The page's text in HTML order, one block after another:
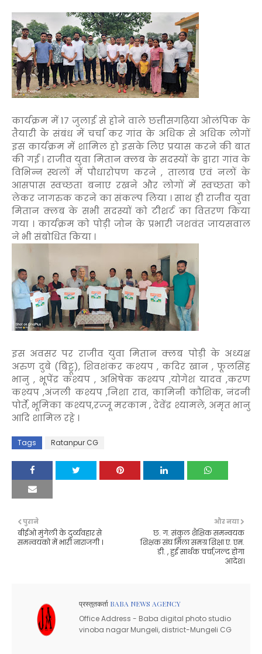
कार्यक्रम में 17 जुलाई से होने वाले छत्तीसगढ़िया ओलंपिक के
तैयारी के संबंध में चर्चा कर गांव के अधिक से अधिक लोगों
इस कार्यक्रम में शामिल हो इसके लिए प्रयास करने की बात
की गई । राजीव युवा मितान क्लब के सदस्यों के द्वारा गांव के
विभिन्न स्थलों में पौधारोपण करने , तालाब एवं नलों के
आसपास स्वच्छता बनाए रखने और लोगों में स्वच्छता को
लेकर जागरुक करने का संकल्प लिया । साथ ही राजीव युवा
मितान क्लब के सभी सदस्यों को टीशर्ट का वितरण किया
गया । कार्यक्रम को पोड़ी जोन के प्रभारी जशवंत जायसवाल
ने भी संबोधित किया ।
इस अवसर पर राजीव युवा मितान क्लब पोड़ी के अध्यक्ष
अरुण दुबे (बिट्टू), शिवशंकर कश्यप , कदिर खान , फूलसिंह
भानु , भूपेंद्र कश्यप , अभिषेक कश्यप ,योगेश यादव ,करण
कश्यप ,अंजली कश्यप ,निशा राव, कामिनी कौशिक, नंदनी
पोर्ते, भूमिका कश्यप,रज्जू मरकाम , देवेंद्र श्यामले, अमृत भानु
आदि शामिल रहे ।
Tags Ratanpur CG
और नया
छ. ग. संकुल शैक्षिक समन्वयक
शिक्षक संघ मिला समग्र शिक्षा ए. एम.
डी. , हुई सार्थक चर्चा,जल्द होगा
आदेश।
पुराने
बीईओ मुंगेली के दुर्व्यवहार से
समन्वयको में भारी नाराजगी ।
प्रस्तुतकर्ता BABA NEWS AGENCY
Office Address - Baba digital photo studio
vinoba nagar Mungeli, district-Mungeli CG